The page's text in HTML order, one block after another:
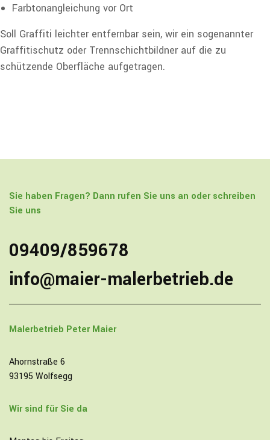
Farbtonangleichung vor Ort
Soll Graffiti leichter entfernbar sein, wir ein sogenannter
Graffitischutz oder Trennschichtbildner auf die zu
schützende Oberfläche aufgetragen.
Sie haben Fragen? Dann rufen Sie uns an oder schreiben
Sie uns
09409/859678
info@maier-malerbetrieb.de
Malerbetrieb Peter Maier
Ahornstraße 6
93195 Wolfsegg
Wir sind für Sie da